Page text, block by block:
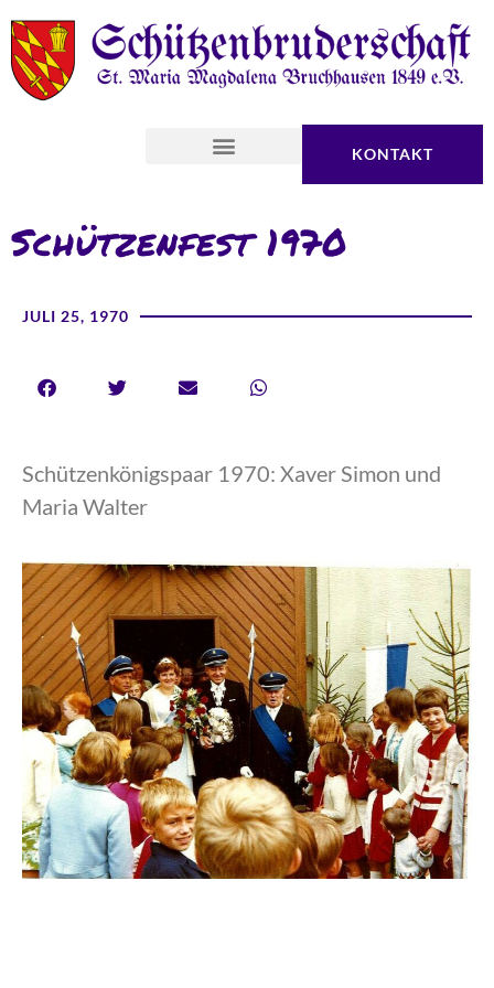
KONTAKT
Schützenfest 1970
JULI 25, 1970
Schützenkönigspaar 1970: Xaver Simon und
Maria Walter